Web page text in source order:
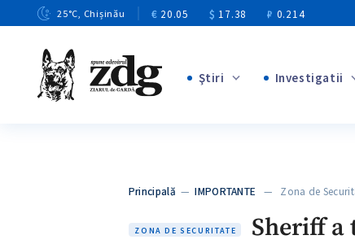
25°C, Chișinău € 20.05 $ 17.38 ₽ 0.214
Ştiri Investigatii
Principală —IMPORTANTE — Zona de
ZONA DE SECURITATE
Sheriff a